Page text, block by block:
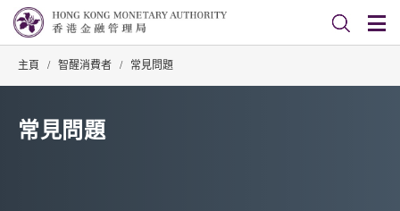
主頁 / 智醒消費者 / 常見問題
常見問題